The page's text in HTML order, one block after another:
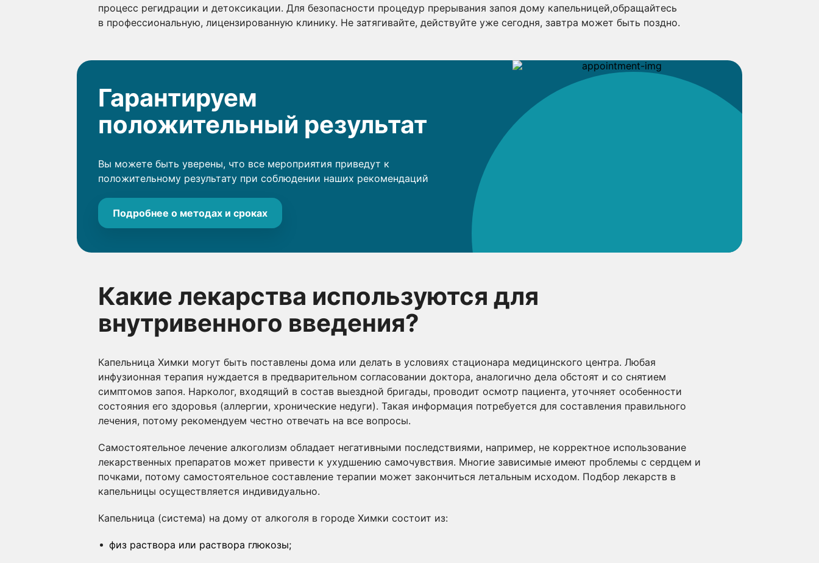
процесс регидрации и детоксикации. Для безопасности процедур прерывания запоя дому капельницей,обращайтесь
в профессиональную, лицензированную клинику. Не затягивайте, действуйте уже сегодня, завтра может быть поздно.
Гарантируем
положительный результат
Вы можете быть уверены, что все мероприятия приведут к
положительному результату при соблюдении наших рекомендаций
Подробнее о методах и сроках
Какие лекарства используются для
внутривенного введения?
Капельница Химки могут быть поставлены дома или делать в условиях стационара медицинского центра. Любая
инфузионная терапия нуждается в предварительном согласовании доктора, аналогично дела обстоят и со снятием
симптомов запоя. Нарколог, входящий в состав выездной бригады, проводит осмотр пациента, уточняет особенности
состояния его здоровья (аллергии, хронические недуги). Такая информация потребуется для составления правильного
лечения, потому рекомендуем честно отвечать на все вопросы.
Самостоятельное лечение алкоголизм обладает негативными последствиями, например, не корректное использование
лекарственных препаратов может привести к ухудшению самочувствия. Многие зависимые имеют проблемы с сердцем и
почками, потому самостоятельное составление терапии может закончиться летальным исходом. Подбор лекарств в
капельницы осуществляется индивидуально.
Капельница (система) на дому от алкоголя в городе Химки состоит из:
физ раствора или раствора глюкозы;